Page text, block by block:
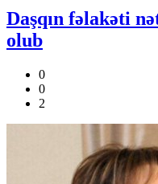
Daşqın fəlakəti
olub
0
0
2